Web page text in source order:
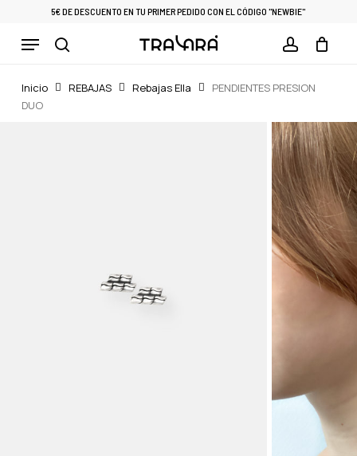
main
5€ DE DESCUENTO EN TU PRIMER PEDIDO CON EL CÓDIGO "NEWBIE"
Menu Cart CLOSE
CART
Inicio REBAJAS Rebajas Ella
PENDIENTES PRESION
DUO